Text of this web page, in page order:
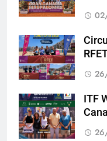
ITF